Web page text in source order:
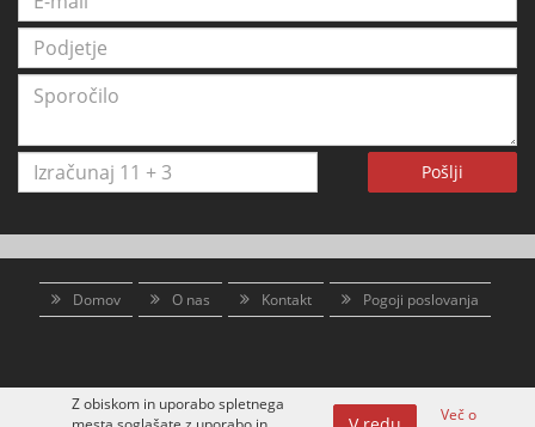
Pošlji
Domov O nas Kontakt Pogoji poslovanja
Z obiskom in uporabo spletnega
Več o